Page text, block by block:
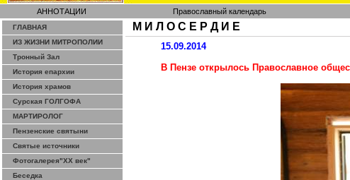
АННОТАЦИИ Православный календарь
ГЛАВНАЯ
ИЗ ЖИЗНИ МИТРОПОЛИИ
Тронный Зал
История епархии
История храмов
Сурская ГОЛГОФА
МАРТИРОЛОГ
Пензенские святыни
Святые источники
Фотогалерея"ХХ век"
Беседка
М И Л О С Е Р Д И Е
15.09.2014
В Пензе открылось Православное